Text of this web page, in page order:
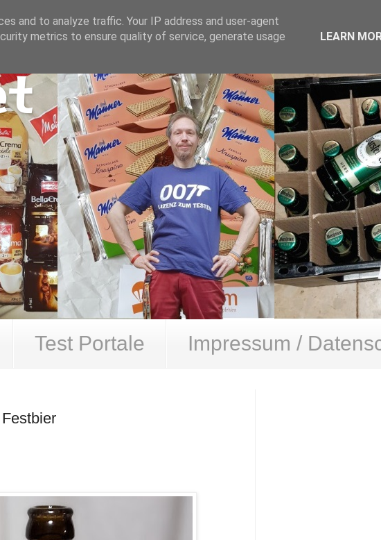
Test Portale Impressum /
and to analyze traffic. Your IP address and user-agent
metrics to ensure quality of service, generate usage
LEARN